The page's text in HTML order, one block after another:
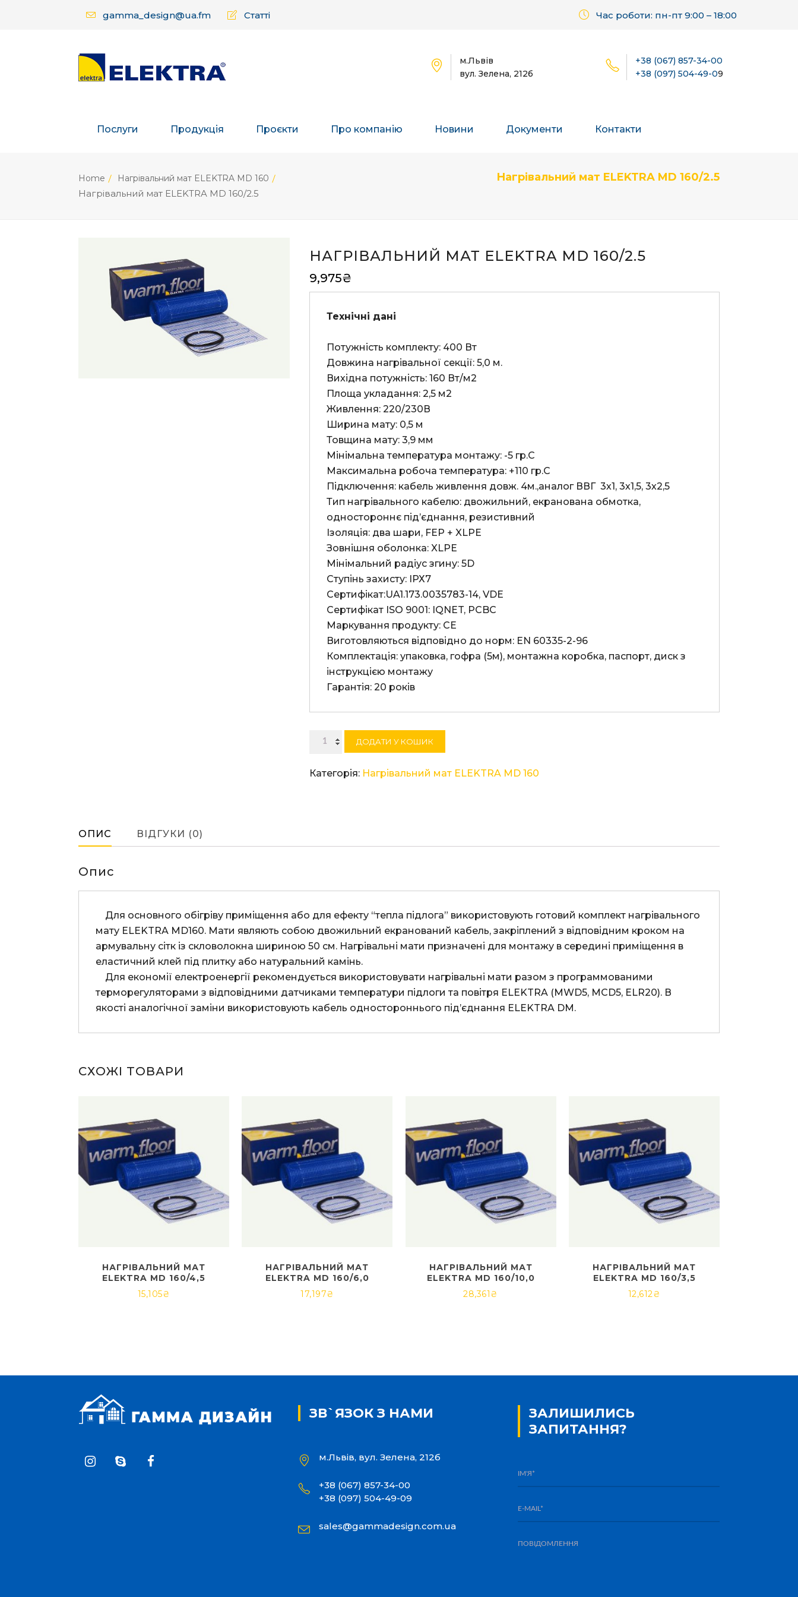
gamma_design@ua.fm Статті Час роботи: пн-пт 9:00 – 18:00
м.Львів
вул. Зелена, 212б
+38 (067) 857-34-00
+38 (097) 504-49-09
Послуги Продукція Проєкти Про компанію Новини Документи Контакти
Нагрівальний мат ELEKTRA MD 160/2.5
Home Нагрівальний мат ELEKTRA MD 160
Нагрівальний мат ELEKTRA MD 160/2.5
НАГРІВАЛЬНИЙ МАТ ELEKTRA MD 160/2.5
9,975₴
Технічні дані
Потужність комплекту: 400 Вт
Довжина нагрівальної секції: 5,0 м.
Вихідна потужність: 160 Вт/м2
Площа укладання: 2,5 м2
Живлення: 220/230В
Ширина мату: 0,5 м
Товщина мату: 3,9 мм
Мінімальна температура монтажу: -5 гр.С
Максимальна робоча температура: +110 гр.С
Підключення: кабель живлення довж. 4м.,аналог ВВГ  3х1, 3х1,5, 3х2,5
Тип нагрівального кабелю: двожильний, екранована обмотка,
одностороннє під’єднання, резистивний
Ізоляція: два шари, FEP + XLPE
Зовнішня оболонка: XLPE
Мінімальний радіус згину: 5D
Ступінь захисту: ІРХ7
Сертифікат:UA1.173.0035783-14, VDE
Сертифікат ISO 9001: IQNET, PCBC
Маркування продукту: СЕ
Виготовляються відповідно до норм: EN 60335-2-96
Комплектація: упаковка, гофра (5м), монтажна коробка, паспорт, диск з
інструкцією монтажу
Гарантія: 20 років
Нагрівальний
ELEKTRA
ДОДАТИ У КОШИК
Категорія: Нагрівальний мат ELEKTRA MD 160
ОПИС ВІДГУКИ (0)
Опис
мату ELEKTRA MD160. Мати являють собою двожильний екранований кабель, закріплений з відповідним кроком на
армувальну сітк із скловолокна шириною 50 см. Нагрівальні мати призначені для монтажу в середині приміщення в
еластичний клей під плитку або натуральний камінь.
терморегуляторами з відповідними датчиками температури підлоги та повітря ELEKTRA (MWD5, MCD5, ELR20). В
якості аналогічної заміни використовують кабель одностороннього під’єднання ELEKTRA DM.
СХОЖІ ТОВАРИ
НАГРІВАЛЬНИЙ МАТ
ELEKTRA MD 160/4,5
15,105₴
НАГРІВАЛЬНИЙ МАТ
ELEKTRA MD 160/6,0
17,197₴
НАГРІВАЛЬНИЙ МАТ
ELEKTRA MD 160/10,0
28,361₴
НАГРІВАЛЬНИЙ МАТ
ELEKTRA MD 160/3,5
12,612₴
ЗВ`ЯЗОК З НАМИ
м.Львів, вул. Зелена, 212б
+38 (067) 857-34-00
+38 (097) 504-49-09
sales@gammadesign.com.ua
ЗАЛИШИЛИСЬ
ЗАПИТАННЯ?